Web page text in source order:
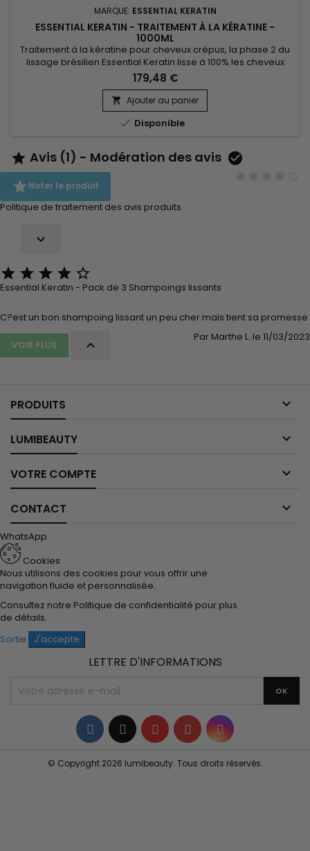
MARQUE: ESSENTIAL KERATIN
ESSENTIAL KERATIN - TRAITEMENT À LA KÉRATINE -
1000ML
Traitement à la kératine pour cheveux crépus, la phase 2 du
lissage brésilien Essential Keratin lisse à 100% les cheveux
crépus, afros avec une puissance doublée en moins de
temps. &nbsp;Essential Keratin Traitement à la Kératine
répare et arrête la casse, facilite le coiffage et diminue le
temps de brushing, fait disparaître les fourches pour un...
179,48 €
 Ajouter au panier
 Disponible
 Avis (1) - Modération des avis 
Noter le produit
Politique de traitement des avis produits

    
Essential Keratin - Pack de 3 Shampoings lissants
C?est un bon shampoing lissant un peu cher mais tient sa promesse
Par Marthe L. le 11/03/2023
VOIR PLUS 
PRODUITS 
LUMIBEAUTY 
VOTRE COMPTE 
CONTACT 
WhatsApp
Cookies
Nous utilisons des cookies pour vous offrir une
navigation fluide et personnalisée.
Consultez notre Politique de confidentialité pour plus
de détails.
Sortie
J'accepte
LETTRE D'INFORMATIONS
Facebook
TwitterYouTubePinterestInstagram
© Copyright 2026 lumibeauty. Tous droits réservés.